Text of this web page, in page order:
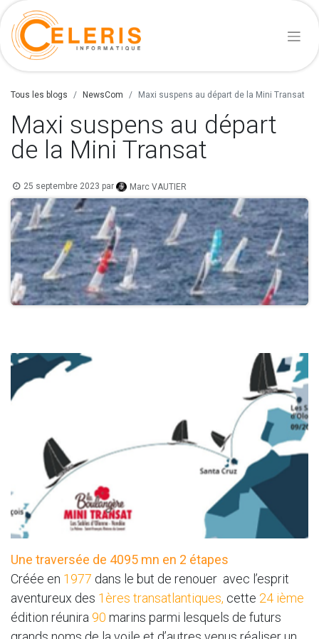
Tous les blogs NewsCom Maxi suspens au départ de la Mini Transat
Maxi suspens au départ
de la Mini Transat
25 septembre 2023 par Marc VAUTIER
Une traversée de 4095 mn en 2 étapes
Créée en 1977 dans le but de renouer avec l’esprit
aventureux des 1ères transatlantiques, cette 24 ième
édition réunira 90 marins parmi lesquels de futurs